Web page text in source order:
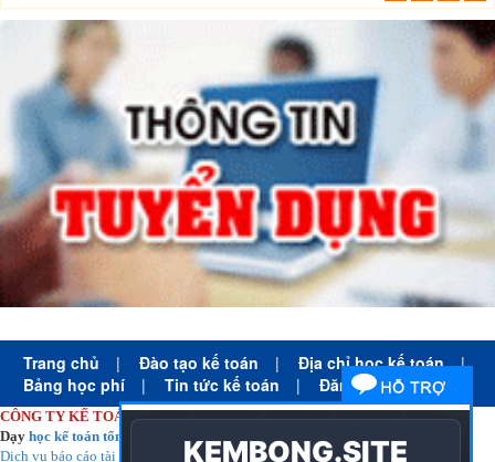
Trang chủ | Đào tạo kế toán | Địa chỉ học kế toán
|
Bảng học phí
| Tin tức kế toán | Đăng ký học
CÔNG TY KẾ TOÁN HÀ NỘI
Dạy học kế toán tổng hợp
Dịch vụ báo cáo tài chính
chuyên nghiệp uy tín giá rẻ